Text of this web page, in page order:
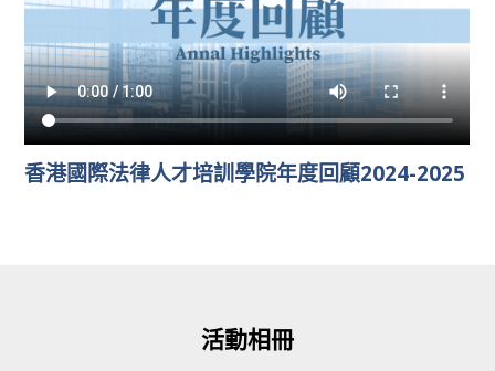
香港國際法律人才培訓學院年度回顧2024-2025
活動相冊